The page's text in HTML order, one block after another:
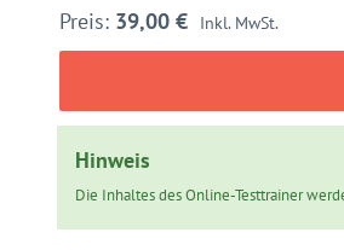
39,00 € Inkl. MwSt.
Hinweis
Die Inhaltes des Online-Testtrainer